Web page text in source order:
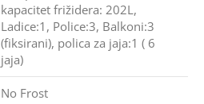
kapacitet frižidera: 202L,
Ladice:1, Police:3, Balkoni:3
(fiksirani), polica za jaja:1 ( 6
jaja)
No Frost